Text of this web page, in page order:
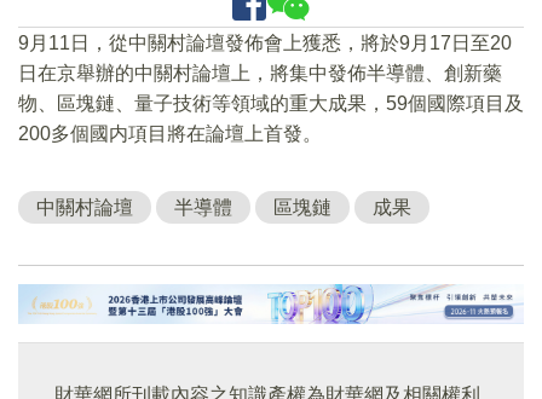
9月11日，從中關村論壇發佈會上獲悉，將於9月17日至20
日在京舉辦的中關村論壇上，將集中發佈半導體、創新藥
物、區塊鏈、量子技術等領域的重大成果，59個國際項目及
200多個國内項目將在論壇上首發。
中關村論壇 半導體 區塊鏈 成果
財華網所刊載內容之知識產權為財華網及相關權利